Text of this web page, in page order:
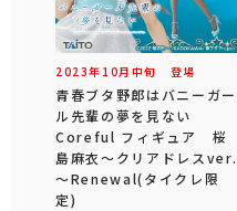
2023年 10月 中旬 登場
青春ブタ野郎はバニーガー
ル先輩の夢を見ない
Coreful フィギュア 桜
島麻衣～クリアドレスver.
～Renewal(タイクレ限
定)